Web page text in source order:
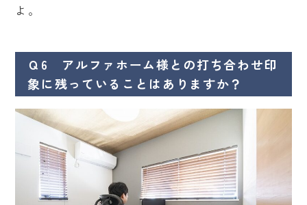
よ。
Ｑ6 アルファホーム様との打ち合わせ印
象に残っていることはありますか？